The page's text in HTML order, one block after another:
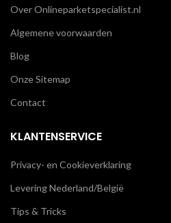
Over Onlineparketspecialist.nl
Algemene voorwaarden
Blog
Onze Sitemap
Contact
KLANTENSERVICE
Privacy- en Cookieverklaring
Levering Nederland/België
Tips & Tricks